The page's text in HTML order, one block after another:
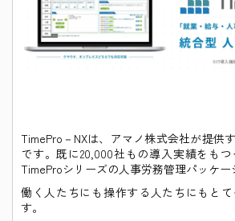
TimePro－NXは、アマノ株式会社が提供
です。既に20,000社 もの導入実績をもつ
TimeProシリーズの人事労務管理パッケー
働く人たちにも操作する人たちにもと
す。